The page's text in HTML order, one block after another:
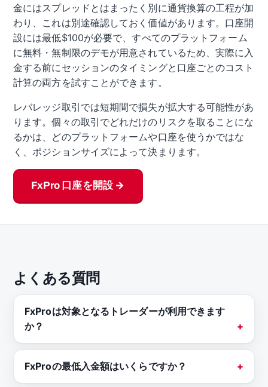
金にはスプレッドとはまったく別に通貨換算の工程が加
わり、これは別途確認しておく価値があります。口座開
設には最低$100が必要で、すべてのプラットフォーム
に無料・無制限のデモが用意されているため、実際に入
金する前にセッションのタイミングと口座ごとのコスト
計算の両方を試すことができます。
レバレッジ取引では短期間で損失が拡大する可能性があ
ります。個々の取引でどれだけのリスクを取ることにな
るかは、どのプラットフォームや口座を使うかではな
く、ポジションサイズによって決まります。
FxPro 口座を開設 →
よくある質問
FxProは対象となるトレーダーが利用できます
か？
FxProの最低入金額はいくらですか？